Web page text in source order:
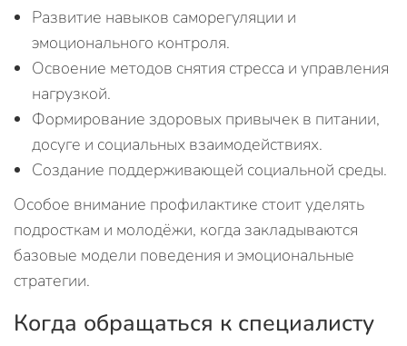
Развитие навыков саморегуляции и
эмоционального контроля.
Освоение методов снятия стресса и управления
нагрузкой.
Формирование здоровых привычек в питании,
досуге и социальных взаимодействиях.
Создание поддерживающей социальной среды.
Особое внимание профилактике стоит уделять
подросткам и молодёжи, когда закладываются
базовые модели поведения и эмоциональные
стратегии.
Когда обращаться к специалисту